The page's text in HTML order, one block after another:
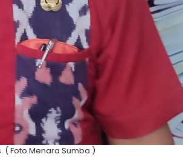
( Foto Menara Sumba )